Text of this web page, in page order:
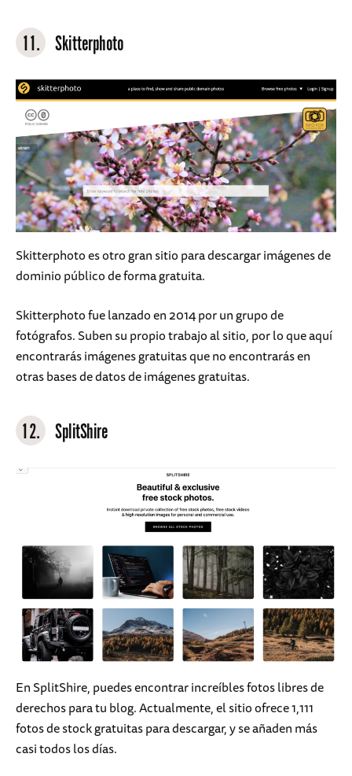
11. Skitterphoto
Skitterphoto es otro gran sitio para descargar imágenes de
dominio público de forma gratuita.
Skitterphoto fue lanzado en 2014 por un grupo de
fotógrafos. Suben su propio trabajo al sitio, por lo que aquí
encontrarás imágenes gratuitas que no encontrarás en
otras bases de datos de imágenes gratuitas.
12. SplitShire
En SplitShire, puedes encontrar increíbles fotos libres de
derechos para tu blog. Actualmente, el sitio ofrece 1,111
fotos de stock gratuitas para descargar, y se añaden más
casi todos los días.